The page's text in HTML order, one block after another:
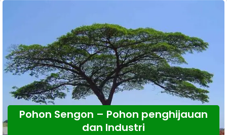
Pohon Sengon – Pohon penghijauan
dan Industri